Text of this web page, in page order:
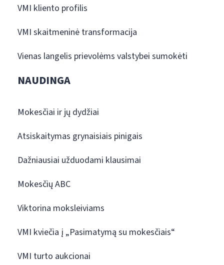
VMI kliento profilis
VMI skaitmeninė transformacija
Vienas langelis prievolėms valstybei sumokėti
NAUDINGA
Mokesčiai ir jų dydžiai
Atsiskaitymas grynaisiais pinigais
Dažniausiai užduodami klausimai
Mokesčių ABC
Viktorina moksleiviams
VMI kviečia į „Pasimatymą su mokesčiais“
VMI turto aukcionai